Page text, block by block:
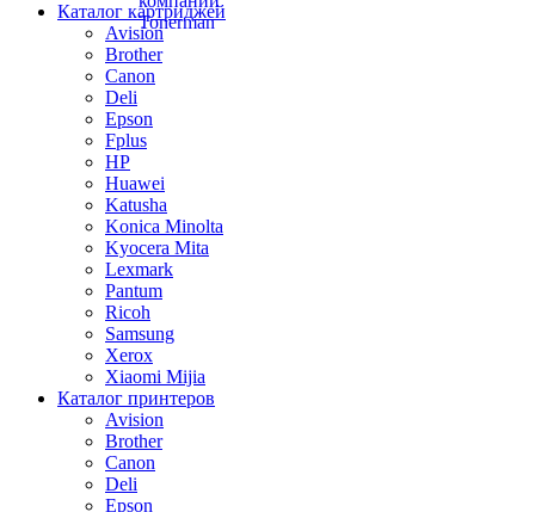
Каталог картриджей
Avision
Brother
Canon
Deli
Epson
Fplus
HP
Huawei
Katusha
Konica Minolta
Kyocera Mita
Lexmark
Pantum
Ricoh
Samsung
Xerox
Xiaomi Mijia
Каталог принтеров
Avision
Brother
Canon
Deli
Epson